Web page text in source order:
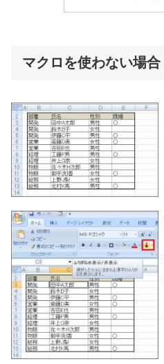
マクロを使わない場合